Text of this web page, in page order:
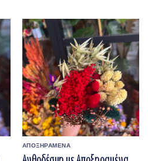
ΑΠΟΞΗΡΑΜΕΝΑ